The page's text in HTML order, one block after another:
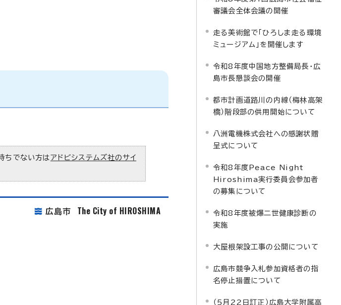
ちでない方は アドビシステムズ社のサイ
広島市 The City of HIROSHIMA
審議会全体会議の開催
走る美術館で「ひろしま走る環境
ミュージアム」を開催します
令和8年度中国地方整備局長・広
島市長懇談会の開催
都市計画道路川の内線（梅林高架
橋）階段部の供用開始について
八洲電機株式会社への感謝状贈
呈式について
令和8年度Peace Night
Hiroshima実行委員会参加者
の募集について
令和8年度被爆二世健康診断の
実施
大屋根架設工事の公開について
広島市競争入札参加資格者の指
名停止措置について
（5月22日訂正）広島大学附属高